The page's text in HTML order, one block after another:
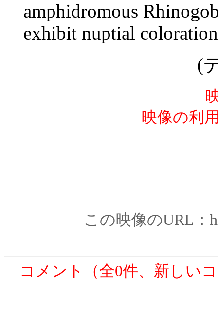
amphidromous
exhibit nuptial
(
映像の利
この映像のURL：
コメント（全0件、新しい